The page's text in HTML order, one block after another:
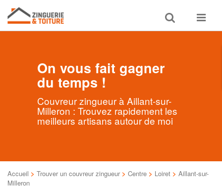
Toggle
search
Toggle
On vous fait gagner
du temps !
Couvreur zingueur à Aillant-sur-
Milleron : Trouvez rapidement les
meilleurs artisans autour de moi
Accueil > Trouver un couvreur zingueur > Centre > Loiret > Aillant-sur-
Milleron